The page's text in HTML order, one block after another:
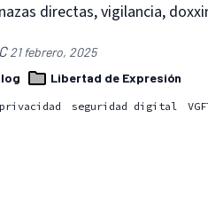
directas, vigilancia,
21 febrero, 2025
Libertad de Expresión
privacidad seguridad digital